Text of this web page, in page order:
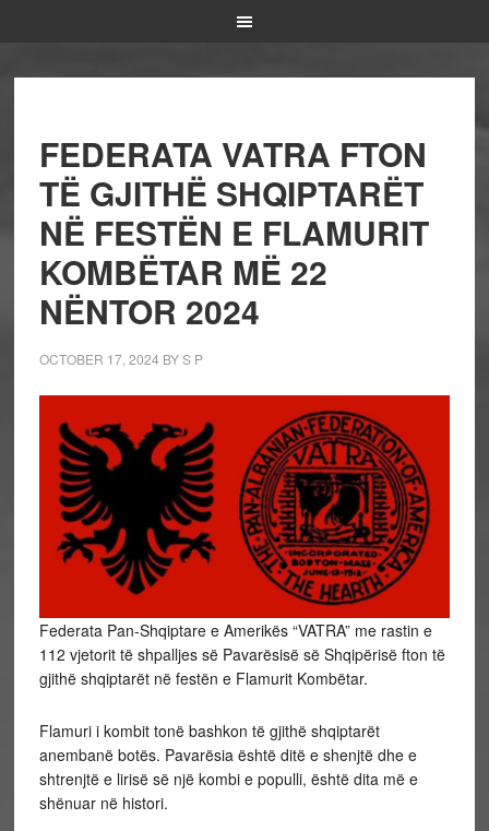
FEDERATA VATRA FTON
TË GJITHË SHQIPTARËT
NË FESTËN E FLAMURIT
KOMBËTAR MË 22
NËNTOR 2024
OCTOBER 17, 2024 BYS P
Federata Pan-Shqiptare e Amerikës “VATRA” me rastin e
112 vjetorit të shpalljes së Pavarësisë së Shqipërisë fton të
gjithë shqiptarët në festën e Flamurit Kombëtar.
Flamuri i kombit tonë bashkon të gjithë shqiptarët
anembanë botës. Pavarësia është ditë e shenjtë dhe e
shtrenjtë e lirisë së një kombi e populli, është dita më e
shënuar në histori.